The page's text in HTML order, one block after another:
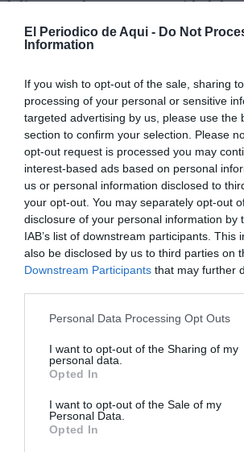
El Periodico de Aqui - Do Not
Information
If you wish to opt-out of the sale, sharing
processing of your personal or sensitive
targeted advertising by us, please use the
section to confirm your selection. Please
opt-out request is processed you may
interest-based ads based on personal
us or personal information disclosed to
your opt-out. You may separately opt-out
disclosure of your personal information by
IAB’s list of downstream participants. This
also be disclosed by us to third parties on
Downstream Participants that may further
Personal Data Processing Opt Outs
I want to opt-out of the Sharing of my
personal data.
Opted In
I want to opt-out of the Sale of my
Personal Data.
Opted In
al disponer de menor capacidad de
escenarios.
opción” para "darle al público lo que
según el director: "Un festival en el
de pie, que te puedas mover en
los artistas actúan y que cuenta con
conexión de transporte".